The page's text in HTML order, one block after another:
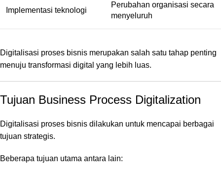
Implementasi teknologi
Perubahan organisasi secara
menyeluruh
Digitalisasi proses bisnis merupakan salah satu tahap penting
menuju transformasi digital yang lebih luas.
Tujuan Business Process Digitalization
Digitalisasi proses bisnis dilakukan untuk mencapai berbagai
tujuan strategis.
Beberapa tujuan utama antara lain: